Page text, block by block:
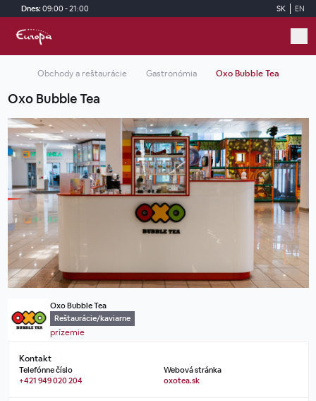
Skip to main content
Dnes: 09:00 - 21:00 SK EN
Obchody a reštaurácie Gastronómia Oxo Bubble Tea
Oxo Bubble Tea
Oxo Bubble Tea
Reštaurácie/kaviarne
prízemie
Kontakt
Telefónne číslo
+421 949 020 204
Webová stránka
oxotea.sk